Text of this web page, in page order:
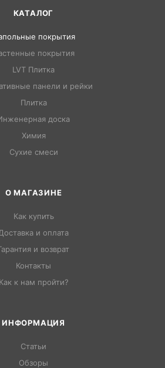
КАТАЛОГ
покрытия
покрытия
LVT Плитка
панели и рейки
Плитка
доска
Химия
Сухие смеси
О МАГАЗИНЕ
Как купить
и оплата
и возврат
Контакты
Как к нам пройти?
ИНФОРМАЦИЯ
Статьи
Обзоры